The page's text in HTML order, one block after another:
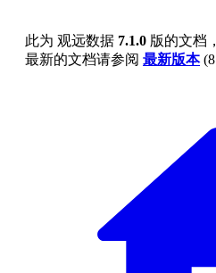
此为 观远数据 7.1.0 版的文档
最新的文档请参阅 最新版本(